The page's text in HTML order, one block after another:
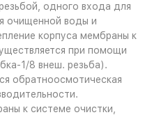
одного входа для
очищенной воды и
корпуса мембраны к
при помощи
1/8 внеш. резьба).
обратноосмотическая
к системе очистки,